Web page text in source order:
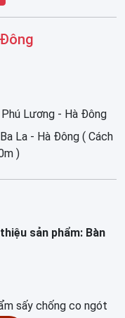
Lương - Hà Đông
La - Hà Đông ( Cách
)
sản phẩm: Bàn
sấy chống co ngót